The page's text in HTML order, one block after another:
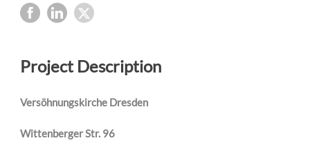
Project Description
Versöhnungskirche Dresden
Wittenberger Str. 96